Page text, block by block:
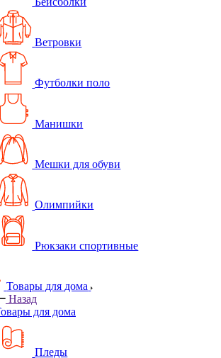
Ветровки
Футболки поло
Манишки
Мешки для обуви
Олимпийки
Рюкзаки спортивные
Товары для дома
Назад
для дома
Пледы